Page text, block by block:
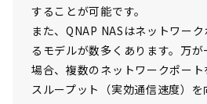
することが可能です。
また、QNAP NASはネットワー
るモデルが数多くあります。万
場合、複数のネットワークポート
スループット（実効通信速度）